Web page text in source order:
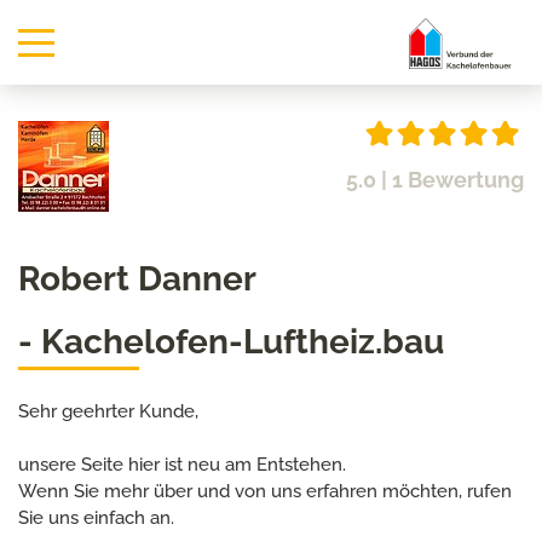
5.0 | 1 Bewertung
Robert Danner
- Kachelofen-Luftheiz.bau
Sehr geehrter Kunde,
unsere Seite hier ist neu am Entstehen.
Wenn Sie mehr über und von uns erfahren möchten, rufen
Sie uns einfach an.